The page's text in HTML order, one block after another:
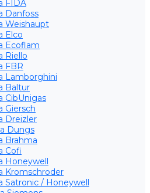
FIDA
Danfoss
Weishaupt
Elco
Ecoflam
Riello
FBR
Lamborghini
Baltur
CibUnigas
Giersch
Dreizler
Dungs
Brahma
Cofi
Honeywell
Kromschroder
/ Honeywell